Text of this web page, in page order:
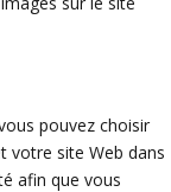
pouvez choisir
votre site Web dans
afin que vous